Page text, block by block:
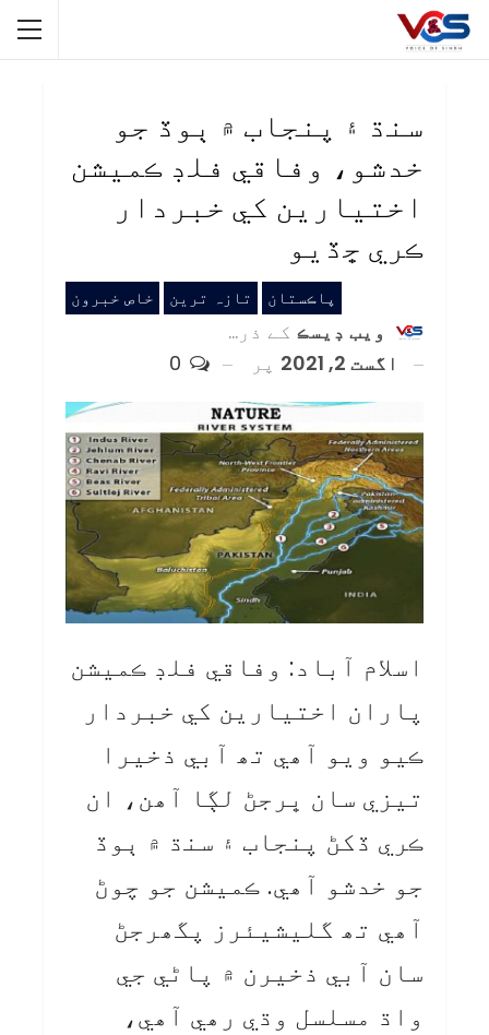
سنڌ ۽ پنجاب ۾ ٻوڏ جو
خدشو، وفاقي فلڊ ڪميشن
اختيارين کي خبردار
ڪري ڇڏيو
پاڪستان تازہ ترین خاص خبرون
ويب ڊيسڪ کے ذریعہ
اگست 2, 2021
پر
اسلام آباد: وفاقي فلڊ ڪميشن
پاران اختيارين کي خبردار
ڪيو ويو آھي تھ آبي ذخيرا
تيزي سان ڀرجڻ لڳا آھن، ان
ڪري ڏکڻ پنجاب ۽ سنڌ ۾ ٻوڏ
جو خدشو آھي. ڪميشن جو چوڻ
آھي تھ گليشيئرز پگھرجڻ
سان آبي ذخيرن ۾ پاڻي جي
واڌ مسلسل وڌي رھي آھي،